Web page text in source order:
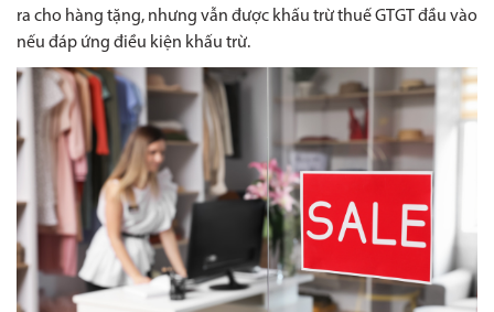
ra cho hàng tặng, nhưng vẫn được khấu trừ thuế GTGT đầu vào
nếu đáp ứng điều kiện khấu trừ.